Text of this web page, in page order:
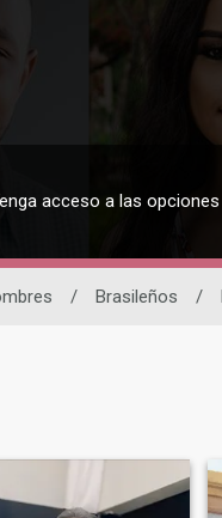
acceso a las
/ Brasileños /